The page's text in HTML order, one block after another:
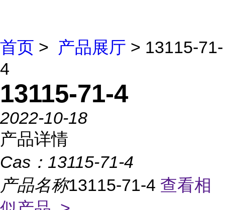
首页 > 产品展厅 > 13115-71-
4
13115-71-4
2022-10-18
产品详情
Cas： 13115-71-4
产品名称13115-71-4 查看相